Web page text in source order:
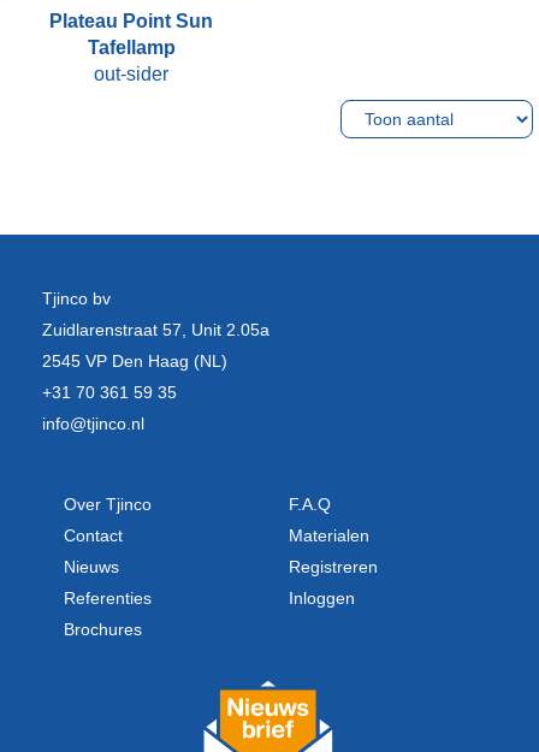
Plateau Point Sun
Tafellamp
out-sider
Tjinco bv
Zuidlarenstraat 57, Unit 2.05a
2545 VP Den Haag (NL)
+31 70 361 59 35
info@tjinco.nl
Over Tjinco
Contact
Nieuws
Referenties
Brochures
F.A.Q
Materialen
Registreren
Inloggen